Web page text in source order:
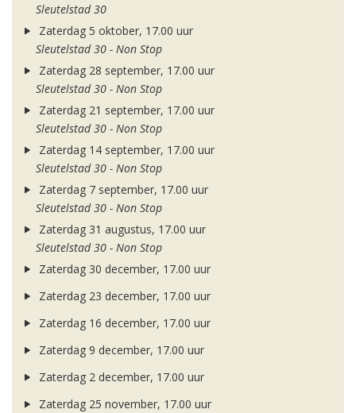
Sleutelstad 30
Zaterdag 5 oktober, 17.00 uur
Sleutelstad 30 - Non Stop
Zaterdag 28 september, 17.00 uur
Sleutelstad 30 - Non Stop
Zaterdag 21 september, 17.00 uur
Sleutelstad 30 - Non Stop
Zaterdag 14 september, 17.00 uur
Sleutelstad 30 - Non Stop
Zaterdag 7 september, 17.00 uur
Sleutelstad 30 - Non Stop
Zaterdag 31 augustus, 17.00 uur
Sleutelstad 30 - Non Stop
Zaterdag 30 december, 17.00 uur
Zaterdag 23 december, 17.00 uur
Zaterdag 16 december, 17.00 uur
Zaterdag 9 december, 17.00 uur
Zaterdag 2 december, 17.00 uur
Zaterdag 25 november, 17.00 uur